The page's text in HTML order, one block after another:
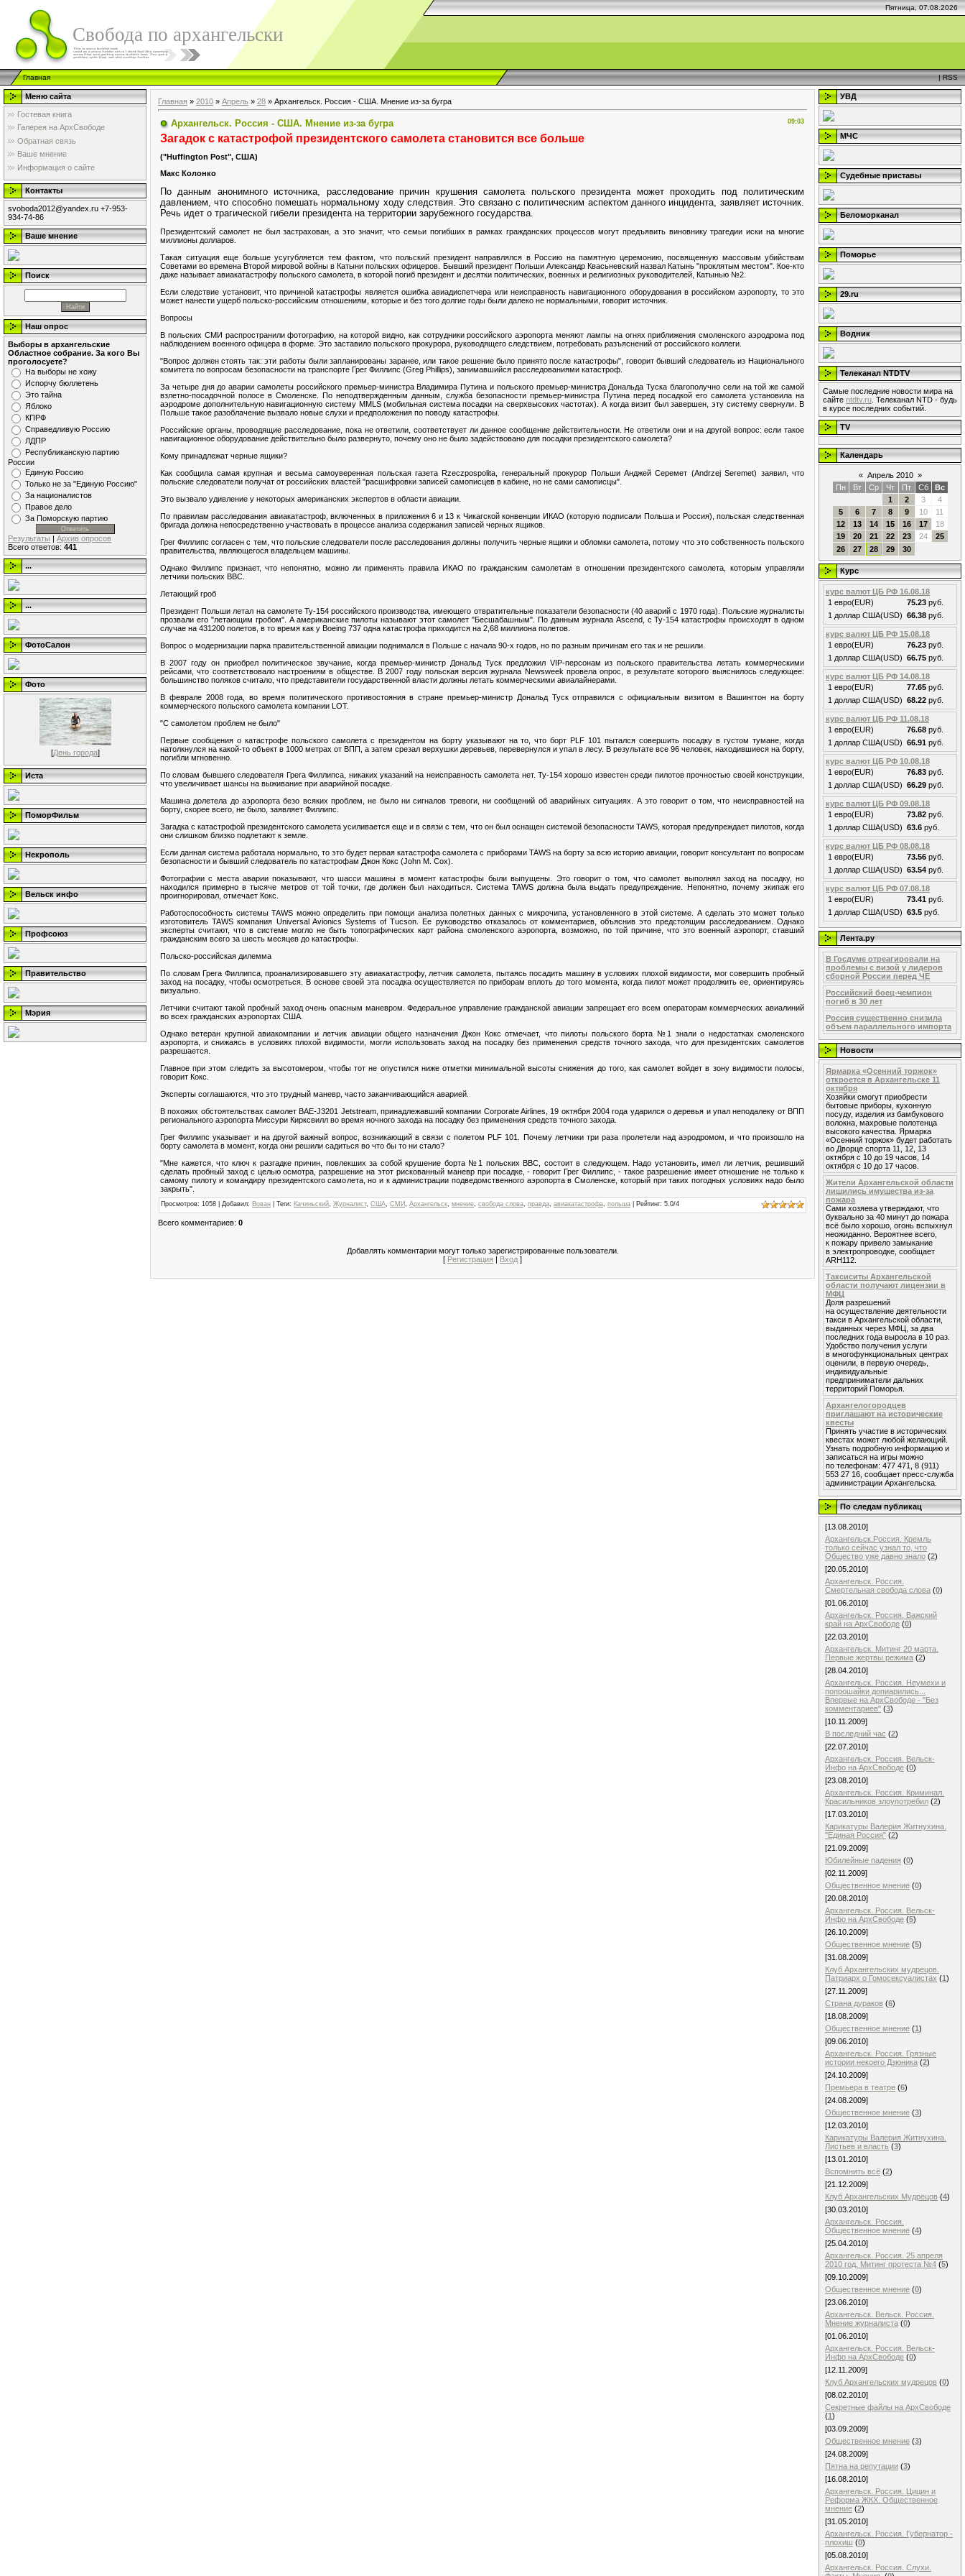
Пятница, 07.08.2026
Свобода по архангельски
Главная |RSS
Меню сайта
Гостевая книга
Галерея на АрхСвободе
Обратная связь
Ваше мнение
Информация о сайте
Контакты
svoboda2012@yandex.ru +7-953-
934-74-86
Ваше мнение
Поиск
Наш опрос
Выборы в архангельские
Областное собрание. За кого Вы
проголосуете?
На выборы не хожу
Испорчу бюллетень
Это тайна
Яблоко
КПРФ
Справедливую Россию
ЛДПР
Республиканскую партию
России
Единую Россию
Только не за "Единую Россию"
За националистов
Правое дело
За Поморскую партию
Результаты | Архив опросов
Всего ответов: 441
...
...
ФотоСалон
Фото
[День города]
Иста
ПоморФильм
Некрополь
Вельск инфо
Профсоюз
Правительство
Мэрия
Главная » 2010 » Апрель » 28 » Архангельск. Россия - США. Мнение из-за бугра
09:03
Архангельск. Россия - США. Мнение из-за бугра
Загадок с катастрофой президентского самолета становится все больше
("Huffington Post", США)
Макс Колонко
По данным анонимного источника, расследование причин крушения самолета польского президента может проходить под политическим
давлением, что способно помешать нормальному ходу следствия. Это связано с политическим аспектом данного инцидента, заявляет источник.
Речь идет о трагической гибели президента на территории зарубежного государства.
Президентский самолет не был застрахован, а это значит, что семьи погибших в рамках гражданских процессов могут предъявить виновнику трагедии иски на многие
миллионы долларов.
Такая ситуация еще больше усугубляется тем фактом, что польский президент направлялся в Россию на памятную церемонию, посвященную массовым убийствам
Советами во времена Второй мировой войны в Катыни польских офицеров. Бывший президент Польши Александр Квасьневский назвал Катынь "проклятым местом". Кое-кто
даже называет авиакатастрофу польского самолета, в которой погиб президент и десятки политических, военных и религиозных руководителей, Катынью №2.
Если следствие установит, что причиной катастрофы является ошибка авиадиспетчера или неисправность навигационного оборудования в российском аэропорту, то это
может нанести ущерб польско-российским отношениям, которые и без того долгие годы были далеко не нормальными, говорит источник.
Вопросы
В польских СМИ распространили фотографию, на которой видно, как сотрудники российского аэропорта меняют лампы на огнях приближения смоленского аэродрома под
наблюдением военного офицера в форме. Это заставило польского прокурора, руководящего следствием, потребовать разъяснений от российского коллеги.
"Вопрос должен стоять так: эти работы были запланированы заранее, или такое решение было принято после катастрофы", говорит бывший следователь из Национального
комитета по вопросам безопасности на транспорте Грег Филлипс (Greg Phillips), занимавшийся расследованиями катастроф.
За четыре дня до аварии самолеты российского премьер-министра Владимира Путина и польского премьер-министра Дональда Туска благополучно сели на той же самой
взлетно-посадочной полосе в Смоленске. По неподтвержденным данным, служба безопасности премьер-министра Путина перед посадкой его самолета установила на
аэродроме дополнительную навигационную систему MMLS (мобильная система посадки на сверхвысоких частотах). А когда визит был завершен, эту систему свернули. В
Польше такое разоблачение вызвало новые слухи и предположения по поводу катастрофы.
Российские органы, проводящие расследование, пока не ответили, соответствует ли данное сообщение действительности. Не ответили они и на другой вопрос: если такое
навигационное оборудование действительно было развернуто, почему оно не было задействовано для посадки президентского самолета?
Кому принадлежат черные ящики?
Как сообщила самая крупная и весьма самоуверенная польская газета Rzeczpospolita, генеральный прокурор Польши Анджей Серемет (Andrzej Seremet) заявил, что
польские следователи получат от российских властей "расшифровки записей самописцев в кабине, но не сами самописцы".
Это вызвало удивление у некоторых американских экспертов в области авиации.
По правилам расследования авиакатастроф, включенных в приложения 6 и 13 к Чикагской конвенции ИКАО (которую подписали Польша и Россия), польская следственная
бригада должна непосредственно участвовать в процессе анализа содержания записей черных ящиков.
Грег Филлипс согласен с тем, что польские следователи после расследования должны получить черные ящики и обломки самолета, потому что это собственность польского
правительства, являющегося владельцем машины.
Однако Филлипс признает, что непонятно, можно ли применять правила ИКАО по гражданским самолетам в отношении президентского самолета, которым управляли
летчики польских ВВС.
Летающий гроб
Президент Польши летал на самолете Ту-154 российского производства, имеющего отвратительные показатели безопасности (40 аварий с 1970 года). Польские журналисты
прозвали его "летающим гробом". А американские пилоты называют этот самолет "Бесшабашным". По данным журнала Ascend, с Ту-154 катастрофы происходят в одном
случае на 431200 полетов, в то время как у Boeing 737 одна катастрофа приходится на 2,68 миллиона полетов.
Вопрос о модернизации парка правительственной авиации поднимался в Польше с начала 90-х годов, но по разным причинам его так и не решили.
В 2007 году он приобрел политическое звучание, когда премьер-министр Дональд Туск предложил VIP-персонам из польского правительства летать коммерческими
рейсами, что соответствовало настроениям в обществе. В 2007 году польская версия журнала Newsweek провела опрос, в результате которого выяснилось следующее:
большинство поляков считало, что представители государственной власти должны летать коммерческими авиалайнерами.
В феврале 2008 года, во время политического противостояния в стране премьер-министр Дональд Туск отправился с официальным визитом в Вашингтон на борту
коммерческого польского самолета компании LOT.
"С самолетом проблем не было"
Первые сообщения о катастрофе польского самолета с президентом на борту указывают на то, что борт PLF 101 пытался совершить посадку в густом тумане, когда
натолкнулся на какой-то объект в 1000 метрах от ВПП, а затем срезал верхушки деревьев, перевернулся и упал в лесу. В результате все 96 человек, находившиеся на борту,
погибли мгновенно.
По словам бывшего следователя Грега Филлипса, никаких указаний на неисправность самолета нет. Ту-154 хорошо известен среди пилотов прочностью своей конструкции,
что увеличивает шансы на выживание при аварийной посадке.
Машина долетела до аэропорта безо всяких проблем, не было ни сигналов тревоги, ни сообщений об аварийных ситуациях. А это говорит о том, что неисправностей на
борту, скорее всего, не было, заявляет Филлипс.
Загадка с катастрофой президентского самолета усиливается еще и в связи с тем, что он был оснащен системой безопасности TAWS, которая предупреждает пилотов, когда
они слишком близко подлетают к земле.
Если данная система работала нормально, то это будет первая катастрофа самолета с приборами TAWS на борту за всю историю авиации, говорит консультант по вопросам
безопасности и бывший следователь по катастрофам Джон Кокс (John M. Cox).
Фотографии с места аварии показывают, что шасси машины в момент катастрофы были выпущены. Это говорит о том, что самолет выполнял заход на посадку, но
находился примерно в тысяче метров от той точки, где должен был находиться. Система TAWS должна была выдать предупреждение. Непонятно, почему экипаж его
проигнорировал, отмечает Кокс.
Работоспособность системы TAWS можно определить при помощи анализа полетных данных с микрочипа, установленного в этой системе. А сделать это может только
изготовитель TAWS компания Universal Avionics Systems of Tucson. Ее руководство отказалось от комментариев, объяснив это предстоящим расследованием. Однако
эксперты считают, что в системе могло не быть топографических карт района смоленского аэропорта, возможно, по той причине, что это военный аэропорт, ставший
гражданским всего за шесть месяцев до катастрофы.
Польско-российская дилемма
По словам Грега Филлипса, проанализировавшего эту авиакатастрофу, летчик самолета, пытаясь посадить машину в условиях плохой видимости, мог совершить пробный
заход на посадку, чтобы осмотреться. В основе своей эта посадка осуществляется по приборам вплоть до того момента, когда пилот может продолжить ее, ориентируясь
визуально.
Летчики считают такой пробный заход очень опасным маневром. Федеральное управление гражданской авиации запрещает его всем операторам коммерческих авиалиний
во всех гражданских аэропортах США.
Однако ветеран крупной авиакомпании и летчик авиации общего назначения Джон Кокс отмечает, что пилоты польского борта №1 знали о недостатках смоленского
аэропорта, и снижаясь в условиях плохой видимости, могли использовать заход на посадку без применения средств точного захода, что для президентских самолетов
разрешается.
Главное при этом следить за высотомером, чтобы тот не опустился ниже отметки минимальной высоты снижения до того, как самолет войдет в зону видимости полосы,
говорит Кокс.
Эксперты соглашаются, что это трудный маневр, часто заканчивающийся аварией.
В похожих обстоятельствах самолет BAE-J3201 Jetstream, принадлежавший компании Corporate Airlines, 19 октября 2004 года ударился о деревья и упал неподалеку от ВПП
регионального аэропорта Миссури Кирксвилл во время ночного захода на посадку без применения средств точного захода.
Грег Филлипс указывает и на другой важный вопрос, возникающий в связи с полетом PLF 101. Почему летчики три раза пролетели над аэродромом, и что произошло на
борту самолета в момент, когда они решили садиться во что бы то ни стало?
"Мне кажется, что ключ к разгадке причин, повлекших за собой крушение борта №1 польских ВВС, состоит в следующем. Надо установить, имел ли летчик, решивший
сделать пробный заход с целью осмотра, разрешение на этот рискованный маневр при посадке, - говорит Грег Филлипс, - такое разрешение имеет отношение не только к
самому пилоту и командиру президентского самолета, но и к администрации подведомственного аэропорта в Смоленске, который при таких погодных условиях надо было
закрыть".
Просмотров: 1058 | Добавил: Вован Теги: Качиньский Журналист, США СМИ Архангельск мнение свобода слова правда авиакатастрофа польша Рейтинг: 5.0/4
Всего комментариев: 0
Добавлять комментарии могут только зарегистрированные пользователи.
[ Регистрация | Вход ]
УВД
МЧС
Судебные приставы
Беломорканал
Поморье
29.ru
Водник
Телеканал NTDTV
Самые последние новости мира на
сайте ntdtv.ru . Телеканал NTD - будь
в курсе последних событий.
TV
Календарь
« Апрель 2010 »
Пн
Вт Ср Чт Пт Сб
Вс
1
2 3
4
5
6 7 8 9 10
11
12
13 14 15 16 17
18
19
20 21 22 23 24
25
26
27 28 29 30
Курс
курс валют ЦБ РФ 16.08.18
1 евро(EUR)
75.23 руб.
1 доллар США(USD) 66.38 руб.
курс валют ЦБ РФ 15.08.18
1 евро(EUR)
76.23 руб.
1 доллар США(USD) 66.75 руб.
курс валют ЦБ РФ 14.08.18
1 евро(EUR)
77.65 руб.
1 доллар США(USD) 68.22 руб.
курс валют ЦБ РФ 11.08.18
1 евро(EUR)
76.68 руб.
1 доллар США(USD) 66.91 руб.
курс валют ЦБ РФ 10.08.18
1 евро(EUR)
76.83 руб.
1 доллар США(USD) 66.29 руб.
курс валют ЦБ РФ 09.08.18
1 евро(EUR)
73.82 руб.
1 доллар США(USD) 63.6 руб.
курс валют ЦБ РФ 08.08.18
1 евро(EUR)
73.56 руб.
1 доллар США(USD) 63.54 руб.
курс валют ЦБ РФ 07.08.18
1 евро(EUR)
73.41 руб.
1 доллар США(USD) 63.5 руб.
Лента.ру
В Госдуме отреагировали на
проблемы с визой у лидеров
сборной России перед ЧЕ
Российский боец-чемпион
погиб в 30 лет
Россия существенно снизила
объем параллельного импорта
Новости
Ярмарка «Осенний торжок»
откроется в Архангельске 11
октября
Хозяйки смогут приобрести
бытовые приборы, кухонную
посуду, изделия из бамбукового
волокна, махровые полотенца
высокого качества. Ярмарка
«Осенний торжок» будет работать
во Дворце спорта 11, 12, 13
октября с 10 до 19 часов, 14
октября с 10 до 17 часов.
Жители Архангельской области
лишились имущества из-за
пожара
Сами хозяева утверждают, что
буквально за 40 минут до пожара
всё было хорошо, огонь вспыхнул
неожиданно. Вероятнее всего,
к пожару привело замыкание
в электропроводке, сообщает
ARH112.
Таксиситы Архангельской
области получают лицензии в
МФЦ
Доля разрешений
на осуществление деятельности
такси в Архангельской области,
выданных через МФЦ, за два
последних года выросла в 10 раз.
Удобство получения услуги
в многофункциональных центрах
оценили, в первую очередь,
индивидуальные
предприниматели дальних
территорий Поморья.
Архангелогородцев
приглашают на исторические
квесты
Принять участие в исторических
квестах может любой желающий.
Узнать подробную информацию и
записаться на игры можно
по телефонам: 477 471, 8 (911)
553 27 16, сообщает пресс-служба
администрации Архангельска.
По следам публикац
[13.08.2010]
Архангельск.Россия. Кремль
только сейчас узнал то, что
Общество уже давно знало (2)
[20.05.2010]
Архангельск. Россия.
Смертельная свобода слова (0)
[01.06.2010]
Архангельск. Россия. Важский
край на АрхСвободе (0)
[22.03.2010]
Архангельск. Митинг 20 марта.
Первые жертвы режима (2)
[28.04.2010]
Архангельск. Россия. Неумехи и
попрошайки допиарились...
Впервые на АрхСвободе - "Без
комментариев" (3)
[10.11.2009]
В последний час (2)
[22.07.2010]
Архангельск. Россия. Вельск-
Инфо на АрхСвободе (0)
[23.08.2010]
Архангельск. Россия. Криминал.
Красильников злоупотребил (2)
[17.03.2010]
Карикатуры Валерия Житнухина.
"Единая Россия" (2)
[21.09.2009]
Юбилейные падения (0)
[02.11.2009]
Общественное мнение (0)
[20.08.2010]
Архангельск. Россия. Вельск-
Инфо на АрхСвободе (5)
[26.10.2009]
Общественное мнение (5)
[31.08.2009]
Клуб Архангельских мудрецов.
Патриарх о Гомосексуалистах (1)
[27.11.2009]
Страна дураков (6)
[18.08.2009]
Общественное мнение (1)
[09.06.2010]
Архангельск. Россия. Грязные
истории некоего Дзюника (2)
[24.10.2009]
Премьера в театре (6)
[24.08.2009]
Общественное мнение (3)
[12.03.2010]
Карикатуры Валерия Житнухина.
Листьев и власть (3)
[13.01.2010]
Вспомнить всё (2)
[21.12.2009]
Клуб Архангельских Мудрецов (4)
[30.03.2010]
Архангельск. Россия.
Общественное мнение (4)
[25.04.2010]
Архангельск. Россия. 25 апреля
2010 год. Митинг протеста №4 (5)
[09.10.2009]
Общественное мнение (0)
[23.06.2010]
Архангельск. Вельск. Россия.
Мнение журналиста (0)
[01.06.2010]
Архангельск. Россия. Вельск-
Инфо на АрхСвободе (0)
[12.11.2009]
Клуб Архангельских мудрецов (0)
[08.02.2010]
Cекретные файлы на АрхСвободе
(1)
[03.09.2009]
Общественное мнение (3)
[24.08.2009]
Пятна на репутации (3)
[16.08.2010]
Архангельск. Россия. Цицин и
Реформа ЖКХ. Общественное
мнение (2)
[31.05.2010]
Архангельск. Россия. Губернатор -
плохиш (0)
[05.08.2010]
Архангельск. Россия. Слухи.